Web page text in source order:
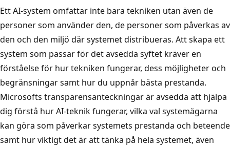
Ett AI-system omfattar inte bara tekniken utan även de
personer som använder den, de personer som påverkas av
den och den miljö där systemet distribueras. Att skapa ett
system som passar för det avsedda syftet kräver en
förståelse för hur tekniken fungerar, dess möjligheter och
begränsningar samt hur du uppnår bästa prestanda.
Microsofts transparensanteckningar är avsedda att hjälpa
dig förstå hur AI-teknik fungerar, vilka val systemägarna
kan göra som påverkar systemets prestanda och beteende
samt hur viktigt det är att tänka på hela systemet, även